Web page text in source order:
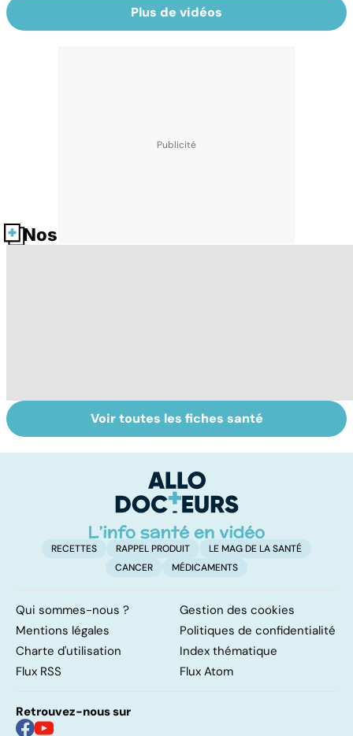
Plus de vidéos
Nos fiches santé
Gynéco : un suivi
pour la vie
Sexualité,
infertilité et
étroits
Voir toutes les fiches santé
RECETTES RAPPEL PRODUIT
LE MAG DE LA SANTÉ
CANCER
MÉDICAMENTS
Qui sommes-nous ?
Gestion des cookies
Mentions légales
Politiques de confidentialité
Charte d'utilisation
Index thématique
Flux RSS
Flux Atom
Retrouvez-nous sur